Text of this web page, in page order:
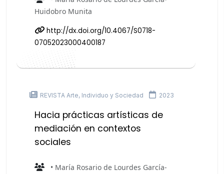
Huidobro Munita
http://dx.doi.org/10.4067/S0718-
07052023000400187
REVISTA Arte, Individuo y Sociedad 2023
Hacia prácticas artísticas de
mediación en contextos
sociales
• María Rosario de Lourdes García-